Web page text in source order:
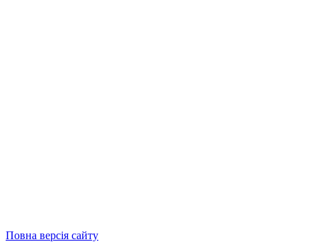
Повна версія сайту